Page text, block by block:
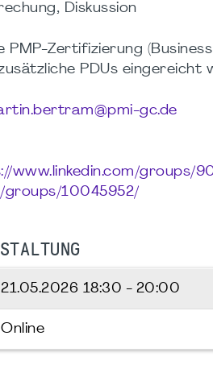
Diskussion
PMP-Zertifizierung (Business
PDUs eingereicht
gc.de
www.linkedin.com/groups/
groups/10045952/
21.05.2026 18:30 - 20:00
Online